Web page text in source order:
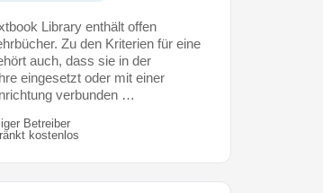
Library enthält offen
Zu den Kriterien für eine
auch, dass sie in der
eingesetzt oder mit einer
verbunden …
Betreiber
kostenlos